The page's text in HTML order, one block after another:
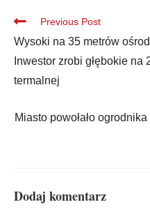
Previous Post
Wysoki na 35 metrów
Inwestor zrobi głębokie
termalnej
Miasto powołało
Dodaj komentarz